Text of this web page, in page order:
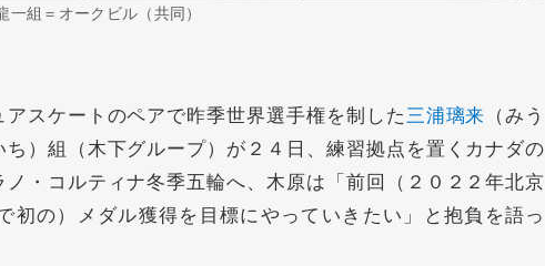
組＝オークビル（共同）
スケートのペアで昨季世界選手権を制した三浦璃来 （みう
ち）組（木下グループ）が２４日、練習拠点を置くカナダの
・コルティナ冬季五輪へ、木原は「前回（２０２２年北京
初の）メダル獲得を目標にやっていきたい」と抱負を語っ